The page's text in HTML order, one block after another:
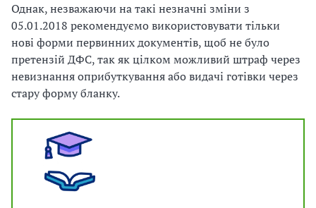
Однак, незважаючи на такі незначні зміни з
05.01.2018 рекомендуємо використовувати тільки
нові форми первинних документів, щоб не було
претензій ДФС, так як цілком можливий штраф через
невизнання оприбуткування або видачі готівки через
стару форму бланку.